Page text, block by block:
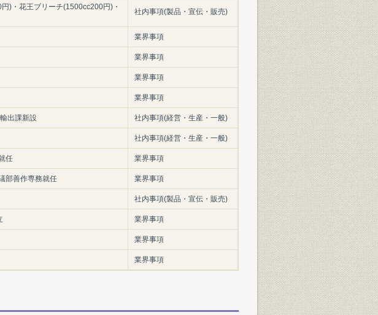
)・花王ブリーチ(1500cc200円)・
社内事項(製品・宣伝・販売)
業界事項
業界事項
業界事項
業界事項
出課新設 社内事項(経営・生産・一般)
社内事項(経営・生産・一般)
任 業界事項
部善作専務就任 業界事項
社内事項(製品・宣伝・販売)
業界事項
業界事項
業界事項